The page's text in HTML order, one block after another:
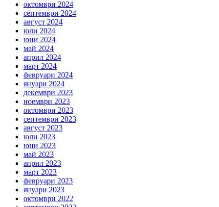
октомври 2024
септември 2024
август 2024
юли 2024
юни 2024
май 2024
април 2024
март 2024
февруари 2024
януари 2024
декември 2023
ноември 2023
октомври 2023
септември 2023
август 2023
юли 2023
юни 2023
май 2023
април 2023
март 2023
февруари 2023
януари 2023
октомври 2022